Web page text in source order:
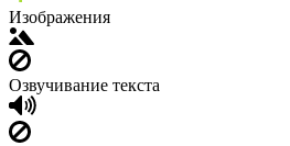
Изображения
Озвучивание текста